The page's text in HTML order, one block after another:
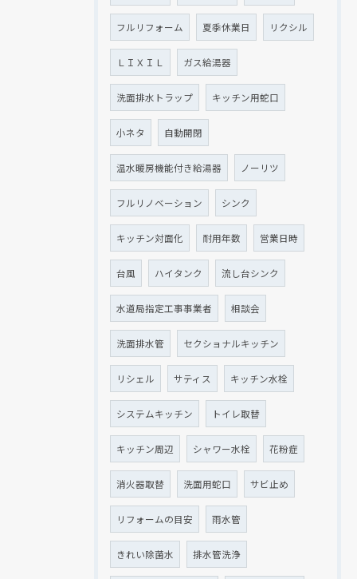
フルリフォーム 夏季休業日 リクシル
ＬＩＸＩＬ ガス給湯器
洗面排水トラップ キッチン用蛇口
小ネタ 自動開閉
温水暖房機能付き給湯器 ノーリツ
フルリノベーション シンク
キッチン対面化 耐用年数 営業日時
台風 ハイタンク 流し台シンク
水道局指定工事事業者 相談会
洗面排水管 セクショナルキッチン
リシェル サティス キッチン水栓
システムキッチン トイレ取替
キッチン周辺 シャワー水栓 花粉症
消火器取替 洗面用蛇口 サビ止め
リフォームの目安 雨水管
きれい除菌水 排水管洗浄
クリックでチラシのページにジャンプします
クリックでチラシのページにジャンプします